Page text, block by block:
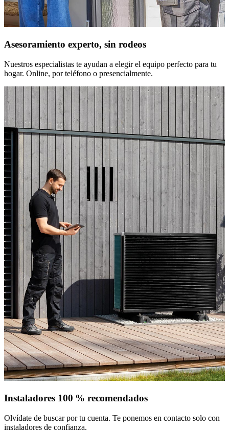
Asesoramiento experto, sin rodeos
Nuestros especialistas te ayudan a elegir el equipo perfecto para tu
hogar. Online, por teléfono o presencialmente.
Instaladores 100 % recomendados
Olvídate de buscar por tu cuenta. Te ponemos en contacto solo con
instaladores de confianza.